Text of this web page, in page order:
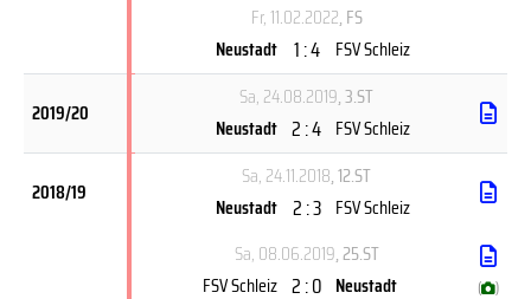
Fr, 11.02.2022, FS
Neustadt 1 : 4 FSV Schleiz
2019/20
Sa, 24.08.2019, 3.ST
Neustadt 2 : 4 FSV Schleiz
2018/19
Sa, 24.11.2018, 12.ST
Neustadt 2 : 3 FSV Schleiz
Sa, 08.06.2019, 25.ST
FSV Schleiz 2 : 0 Neustadt ( )